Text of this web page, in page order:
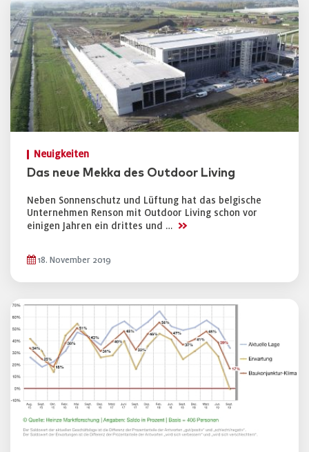
Neuigkeiten
Das neue Mekka des Outdoor Living
Neben Sonnenschutz und Lüftung hat das belgische
Unternehmen Renson mit Outdoor Living schon vor
einigen Jahren ein drittes und … >>
18. November 2019